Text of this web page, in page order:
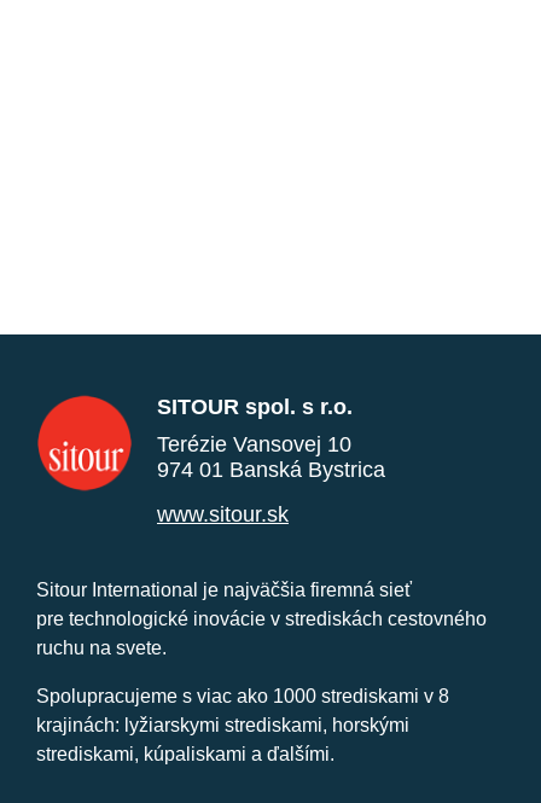
SITOUR spol. s r.o.
Terézie Vansovej 10
974 01 Banská Bystrica
www.sitour.sk
Sitour International je najväčšia firemná sieť
pre technologické inovácie v strediskách cestovného
ruchu na svete.
Spolupracujeme s viac ako 1000 strediskami v 8
krajinách: lyžiarskymi strediskami, horskými
strediskami, kúpaliskami a ďalšími.